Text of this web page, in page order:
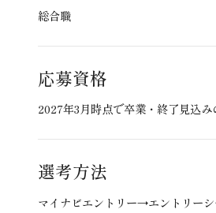
総合職
応募資格
2027年3月時点で卒業・終了見込み
選考方法
マイナビエントリー→エントリー